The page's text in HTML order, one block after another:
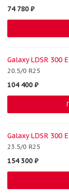
74 780 ₽
Galaxy LDSR 300
20.5/0 R25
104 400 ₽
Galaxy LDSR 300
23.5/0 R25
154 300 ₽